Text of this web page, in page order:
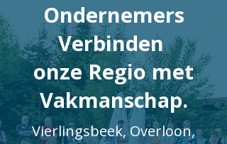
Ondernemers
Verbinden
onze Regio met
Vakmanschap.
Vierlingsbeek, Overloon,